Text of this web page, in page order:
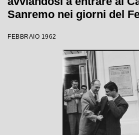
Sanremo nei giorni del
FEBBRAIO 1962